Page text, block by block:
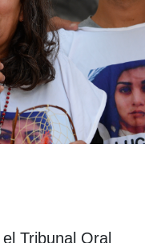
Tribunal Oral